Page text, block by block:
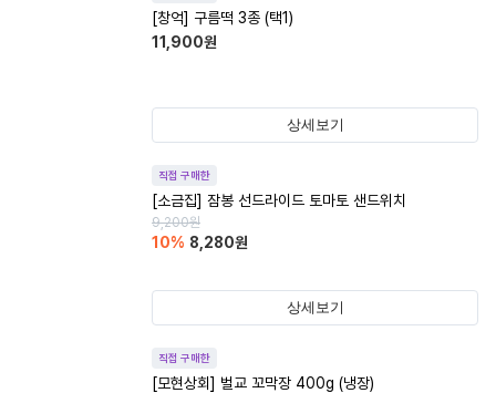
[창억] 구름떡 3종 (택1)
11,900원
상세보기
직접 구매한
[소금집] 잠봉 선드라이드 토마토 샌드위치
9,200원
10% 8,280원
상세보기
직접 구매한
[모현상회] 벌교 꼬막장 400g (냉장)